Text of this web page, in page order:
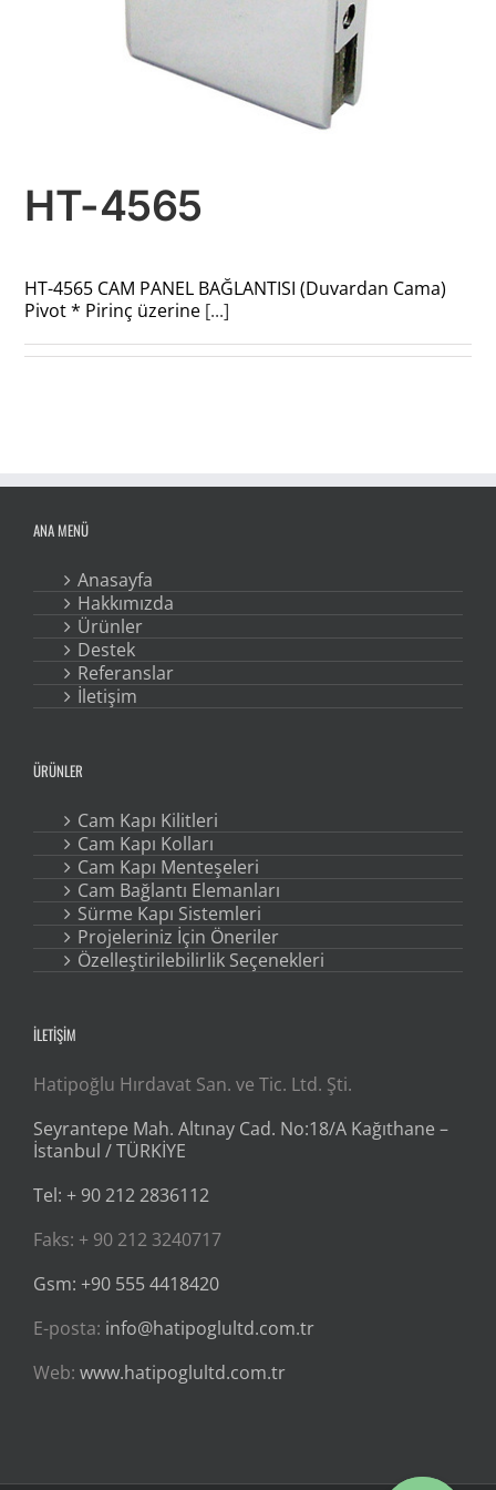
HT-4565
HT-4565 CAM PANEL BAĞLANTISI (Duvardan Cama)
Pivot * Pirinç üzerine [...]
ANA MENÜ
Anasayfa
Hakkımızda
Ürünler
Destek
Referanslar
İletişim
ÜRÜNLER
Cam Kapı Kilitleri
Cam Kapı Kolları
Cam Kapı Menteşeleri
Cam Bağlantı Elemanları
Sürme Kapı Sistemleri
Projeleriniz İçin Öneriler
Özelleştirilebilirlik Seçenekleri
İLETİŞİM
Hatipoğlu Hırdavat San. ve Tic. Ltd. Şti.
Seyrantepe Mah. Altınay Cad. No:18/A Kağıthane –
İstanbul / TÜRKİYE
Tel: + 90 212 2836112
Faks: + 90 212 3240717
Gsm: +90 555 4418420
E-posta: info@hatipoglultd.com.tr
Web: www.hatipoglultd.com.tr